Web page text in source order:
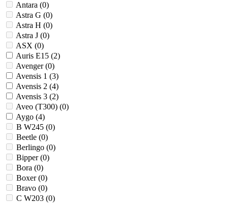
Antara (0)
Astra G (0)
Astra H (0)
Astra J (0)
ASX (0)
Auris E15 (2)
Avenger (0)
Avensis 1 (3)
Avensis 2 (4)
Avensis 3 (2)
Aveo (T300) (0)
Aygo (4)
B W245 (0)
Beetle (0)
Berlingo (0)
Bipper (0)
Bora (0)
Boxer (0)
Bravo (0)
C W203 (0)